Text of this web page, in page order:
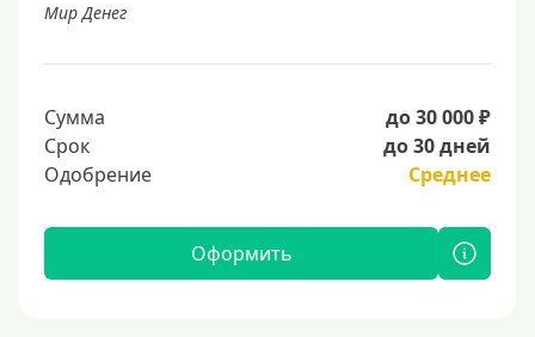
Мир Денег
Сумма
до 30 000 ₽
Срок
до 30 дней
Одобрение
Среднее
Оформить